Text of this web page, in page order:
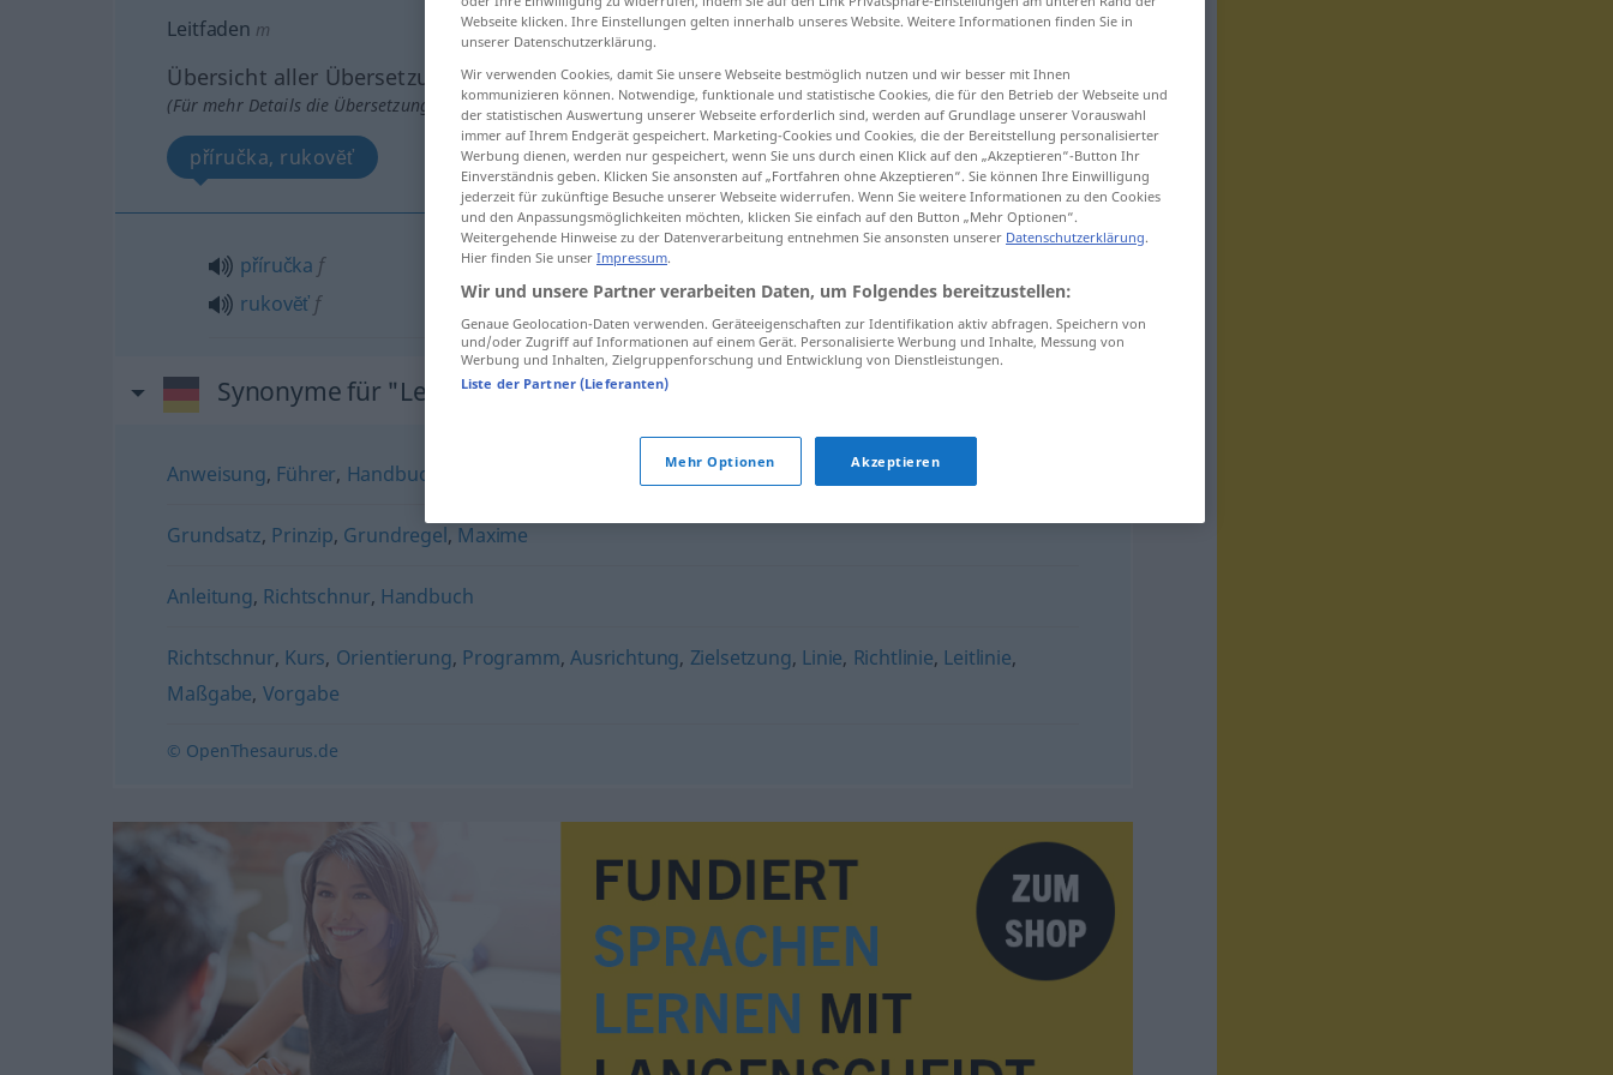
Leitfaden m
Übersicht aller Übersetzungen
(Für mehr Details die Übersetzung anklicken/antippen)
příručka, rukovĕť
příručka f
rukovĕť f
Synonyme für "Leitfaden"
Anweisung, Führer, Handbuch
Grundsatz, Prinzip, Grundregel, Maxime
Anleitung, Richtschnur, Handbuch
Richtschnur, Kurs, Orientierung, Programm, Ausrichtung, Zielsetzung, Linie, Richtlinie, Leitlinie,
Maßgabe, Vorgabe
© OpenThesaurus.de
Webseite klicken. Ihre Einstellungen gelten innerhalb unseres Website. Weitere Informationen finden Sie in
unserer Datenschutzerklärung.
Wir verwenden Cookies, damit Sie unsere Webseite bestmöglich nutzen und wir besser mit Ihnen
kommunizieren können. Notwendige, funktionale und statistische Cookies, die für den Betrieb der Webseite und
der statistischen Auswertung unserer Webseite erforderlich sind, werden auf Grundlage unserer Vorauswahl
immer auf Ihrem Endgerät gespeichert. Marketing-Cookies und Cookies, die der Bereitstellung personalisierter
Werbung dienen, werden nur gespeichert, wenn Sie uns durch einen Klick auf den „Akzeptieren“-Button Ihr
Einverständnis geben. Klicken Sie ansonsten auf „Fortfahren ohne Akzeptieren“. Sie können Ihre Einwilligung
jederzeit für zukünftige Besuche unserer Webseite widerrufen. Wenn Sie weitere Informationen zu den Cookies
und den Anpassungsmöglichkeiten möchten, klicken Sie einfach auf den Button „Mehr Optionen“.
Weitergehende Hinweise zu der Datenverarbeitung entnehmen Sie ansonsten unserer Datenschutzerklärung.
Hier finden Sie unser Impressum.
Wir und unsere Partner verarbeiten Daten, um Folgendes bereitzustellen:
Genaue Geolocation-Daten verwenden. Geräteeigenschaften zur Identifikation aktiv abfragen. Speichern von
und/oder Zugriff auf Informationen auf einem Gerät. Personalisierte Werbung und Inhalte, Messung von
Werbung und Inhalten, Zielgruppenforschung und Entwicklung von Dienstleistungen.
Liste der Partner (Lieferanten)
Mehr Optionen Akzeptieren